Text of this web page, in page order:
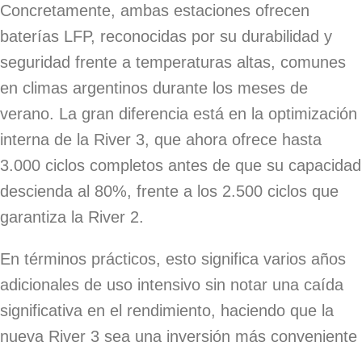
Concretamente, ambas estaciones ofrecen
baterías LFP, reconocidas por su durabilidad y
seguridad frente a temperaturas altas, comunes
en climas argentinos durante los meses de
verano. La gran diferencia está en la optimización
interna de la River 3, que ahora ofrece hasta
3.000 ciclos completos antes de que su capacidad
descienda al 80%, frente a los 2.500 ciclos que
garantiza la River 2.
En términos prácticos, esto significa varios años
adicionales de uso intensivo sin notar una caída
significativa en el rendimiento, haciendo que la
nueva River 3 sea una inversión más conveniente